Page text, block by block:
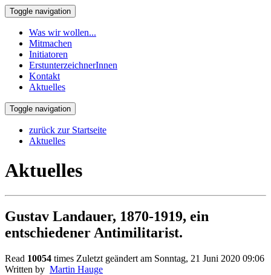
Toggle navigation
Was wir wollen...
Mitmachen
Initiatoren
ErstunterzeichnerInnen
Kontakt
Aktuelles
Toggle navigation
zurück zur Startseite
Aktuelles
Aktuelles
Gustav Landauer, 1870-1919, ein
entschiedener Antimilitarist.
Read 10054 times Zuletzt geändert am Sonntag, 21 Juni 2020 09:06
Written by Martin Hauge